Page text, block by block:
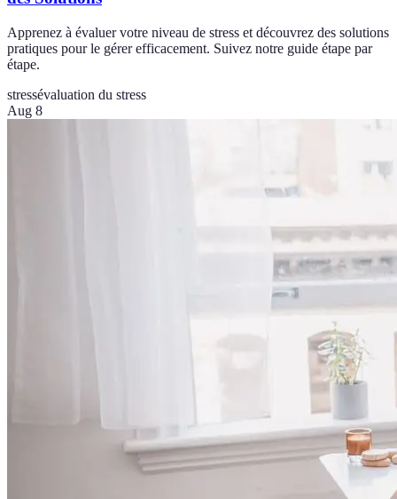
Apprenez à évaluer votre niveau de stress et découvrez des solutions
pratiques pour le gérer efficacement. Suivez notre guide étape par
étape.
stressévaluation du stress
Aug 8